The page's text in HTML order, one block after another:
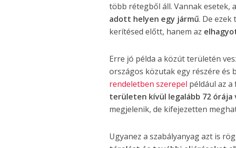
több rétegből áll. Vannak esetek,
adott helyen egy jármű. De
kerítésed előtt, hanem az
Erre jó példa a közút területén
országos közutak egy részére és
rendeletben szerepel például az
területen kívül legalább 72
megjelenik, de kifejezetten
Ugyanez a szabályanyag azt is